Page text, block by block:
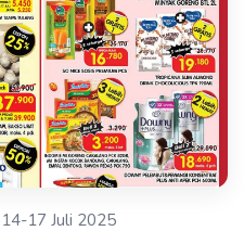
17 Juli 2025